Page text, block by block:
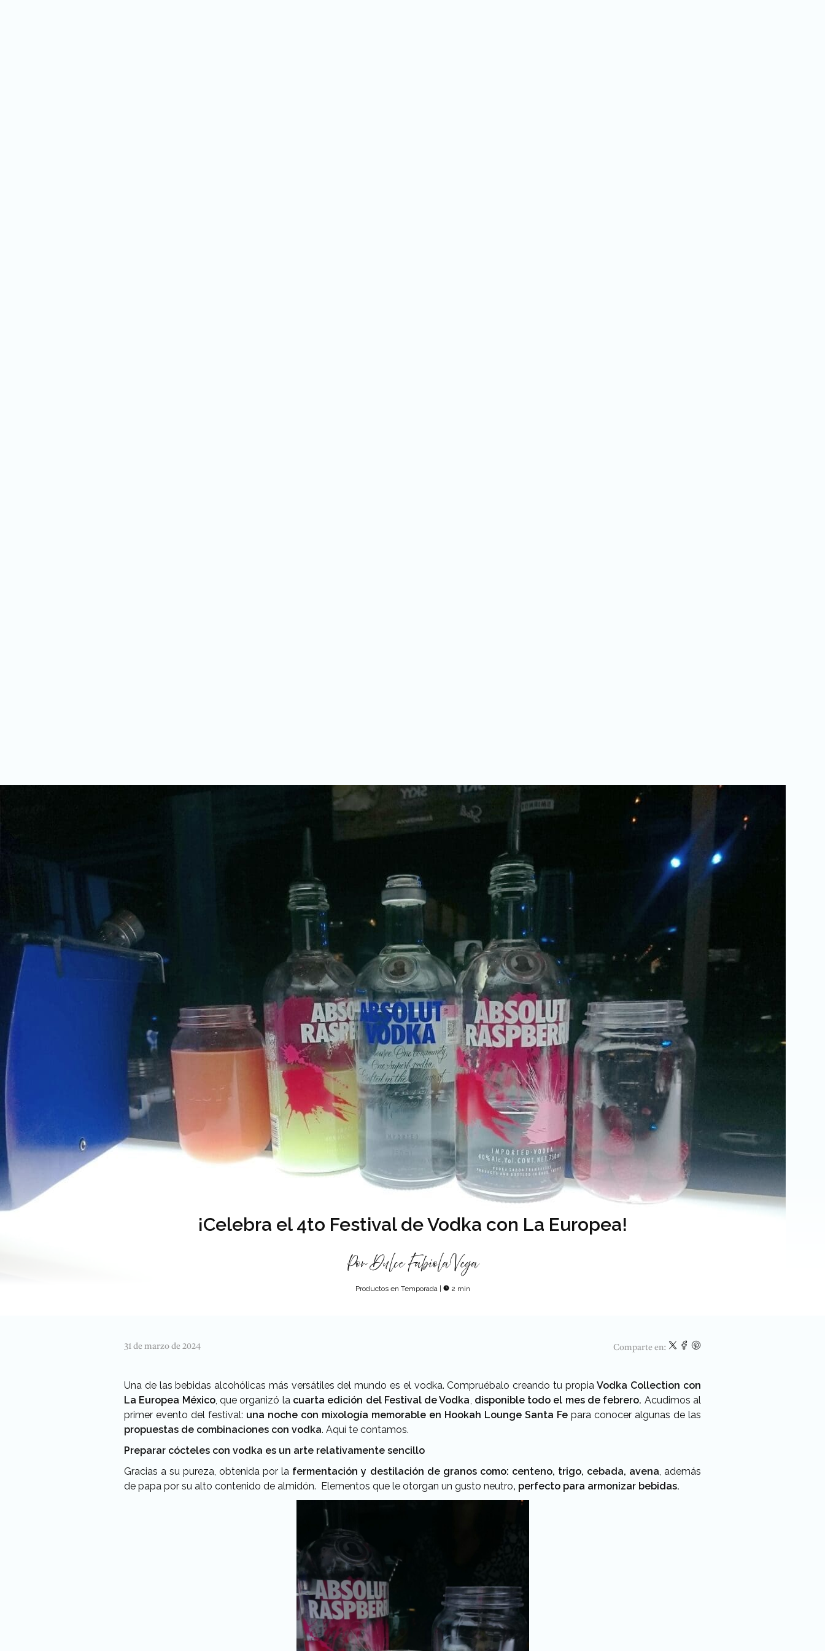
¡Celebra el 4to Festival de Vodka con La Europea!
PorDulce Fabiola Vega
Productos en Temporada 2 min
31 de marzo de 2024 Comparte en:
Una de las bebidas alcohólicas más versátiles del mundo es el vodka. Compruébalo creando tu propiaVodka Collection con
La Europea México, que organizó la cuarta edición del Festival de Vodka, disponible todo el mes de febrero. Acudimos al
primer evento del festival: una noche con mixología memorable en Hookah Lounge Santa Fe para conocer algunas de las
propuestas de combinaciones con vodka. Aquí te contamos.
Preparar cócteles con vodka es un arte relativamente sencillo
Gracias a su pureza, obtenida por la fermentación y destilación de granos como: centeno, trigo, cebada, avena, además
de papa por su alto contenido de almidón. Elementos que le otorgan un gusto neutro, perfecto para armonizar bebidas.